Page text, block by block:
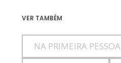
VER TAMBÉM
NA PRIMEIRA PESSOA